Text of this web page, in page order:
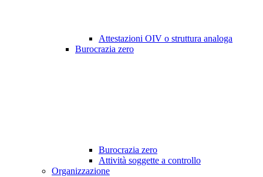
Attestazioni OIV o struttura analoga
Burocrazia zero
Burocrazia zero
Attività soggette a controllo
Organizzazione